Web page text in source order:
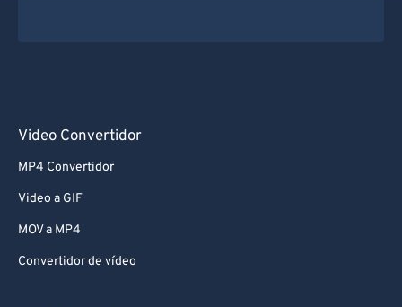
Video Convertidor
MP4 Convertidor
Video a GIF
MOV a MP4
Convertidor de vídeo